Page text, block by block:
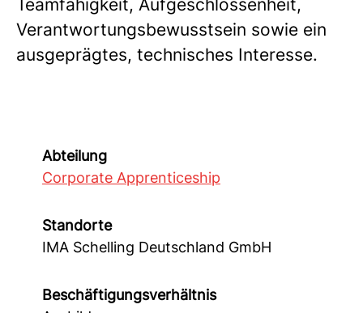
Teamfähigkeit, Aufgeschlossenheit,
Verantwortungsbewusstsein sowie ein
ausgeprägtes, technisches Interesse.
Abteilung
Corporate Apprenticeship
Standorte
IMA Schelling Deutschland GmbH
Beschäftigungsverhältnis